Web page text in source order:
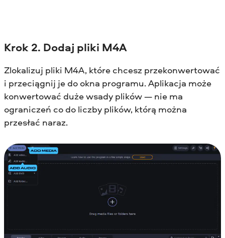
Krok 2. Dodaj pliki M4A
Zlokalizuj pliki M4A, które chcesz przekonwertować
i przeciągnij je do okna programu. Aplikacja może
konwertować duże wsady plików — nie ma
ograniczeń co do liczby plików, którą można
przesłać naraz.